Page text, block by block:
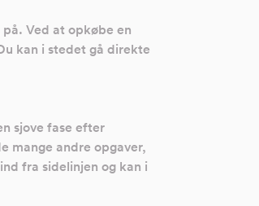
Ved at opkøbe en
kan i stedet gå direkte
sjove fase efter
mange andre opgaver,
fra sidelinjen og kan i